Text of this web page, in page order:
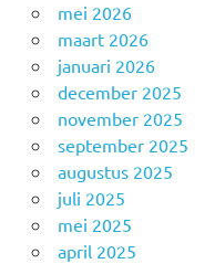
mei 2026
maart 2026
januari 2026
december 2025
november 2025
september 2025
augustus 2025
juli 2025
mei 2025
april 2025